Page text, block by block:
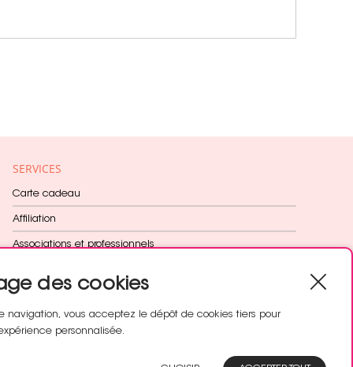
SERVICES
Carte cadeau
Affiliation
Associations et professionnels
Cadeau dès 60€
des cookies
navigation, vous acceptez le dépôt de cookies tiers pour
personnalisée.